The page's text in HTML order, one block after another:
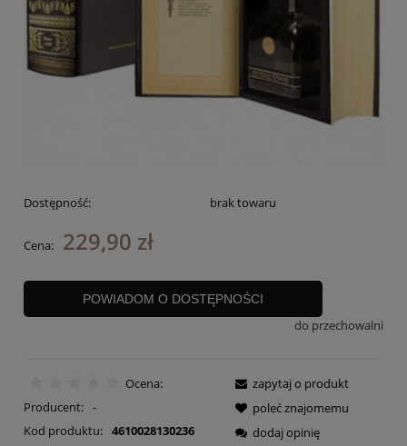
Dostępność: brak towaru
Cena: 229,90 zł
POWIADOM O DOSTĘPNOŚCI
do przechowalni
Ocena:
Producent: -
Kod produktu: 4610028130236
zapytaj o produkt
poleć znajomemu
dodaj opinię